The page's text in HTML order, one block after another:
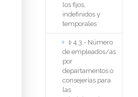
los fijos,
indefinidos y
temporales
4.3.- Número
de empleados/as
por
departamentos o
consejerías para
las